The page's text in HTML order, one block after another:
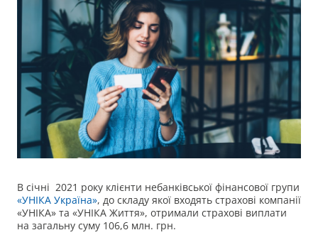
В січні 2021 року клієнти небанківської фінансової групи
«УНІКА Україна», до складу якої входять страхові компанії
«УНІКА» та «УНІКА Життя», отримали страхові виплати
на загальну суму 106,6 млн. грн.